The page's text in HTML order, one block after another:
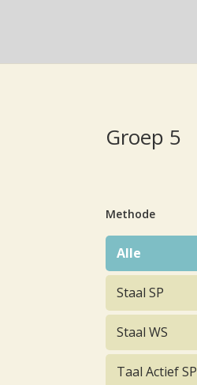
Groep 5
Methode
Alle
Staal SP
Staal WS
Taal Actief SP